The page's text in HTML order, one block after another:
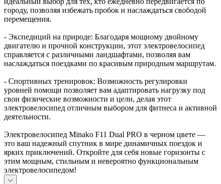
городу, позволяя избежать пробок и наслаждаться свободой
перемещения.
- Экспедиций на природе: Благодаря мощному двойному
двигателю и прочной конструкции, этот электровелосипед
справляется с различными ландшафтами, позволяя вам
наслаждаться поездками по красивым природным маршрутам.
- Спортивных тренировок: Возможность регулировки
уровней помощи позволяет вам адаптировать нагрузку под
свои физические возможности и цели, делая этот
электровелосипед отличным выбором для фитнеса и активной
деятельности.
Электровелосипед Minako F11 Dual PRO в черном цвете —
это ваш надежный спутник в мире динамичных поездок и
ярких приключений. Откройте для себя новые горизонты с
этим мощным, стильным и невероятно функциональным
электровелосипедом!